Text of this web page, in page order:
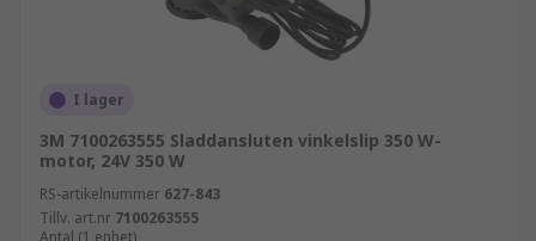
I lager
3M 7100263555 Sladdansluten vinkelslip 350 W-
motor, 24V 350 W
RS-artikelnummer 627-843
Tillv. art.nr 7100263555
Antal (1 enhet)